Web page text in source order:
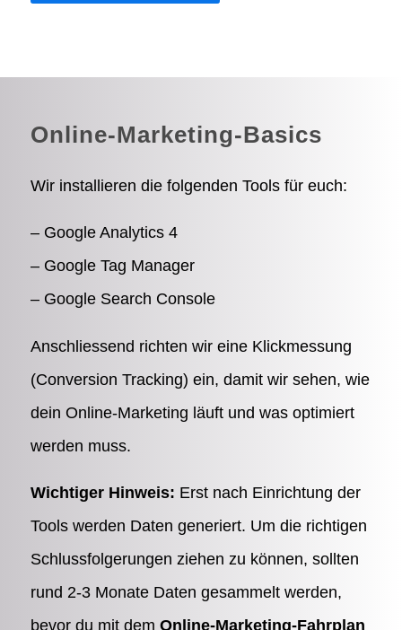
Online-Marketing-Basics
Wir installieren die folgenden Tools für euch:
– Google Analytics 4
– Google Tag Manager
– Google Search Console
Anschliessend richten wir eine Klickmessung
(Conversion Tracking) ein, damit wir sehen, wie
dein Online-Marketing läuft und was optimiert
werden muss.
Wichtiger Hinweis: Erst nach Einrichtung der
Tools werden Daten generiert. Um die richtigen
Schlussfolgerungen ziehen zu können, sollten
rund 2-3 Monate Daten gesammelt werden,
bevor du mit dem Online-Marketing-Fahrplan